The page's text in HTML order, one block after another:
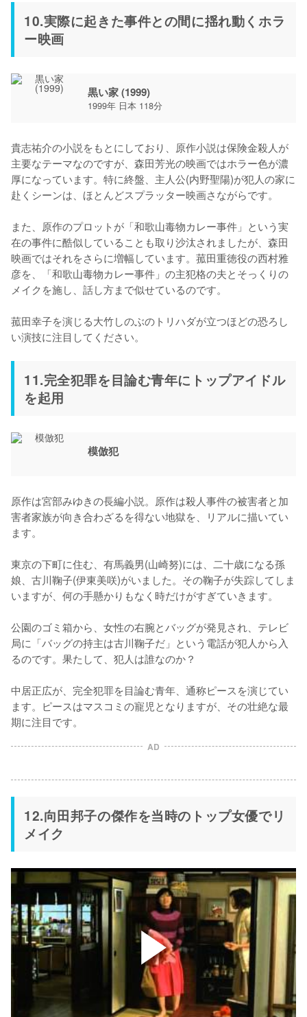
10.実際に起きた事件との間に揺れ動くホラ
ー映画
黒い家 (1999)
1999年 日本 118分
貴志祐介の小説をもとにしており、原作小説は保険金殺人が
主要なテーマなのですが、森田芳光の映画ではホラー色が濃
厚になっています。特に終盤、主人公(内野聖陽)が犯人の家に
赴くシーンは、ほとんどスプラッター映画さながらです。
また、原作のプロットが「和歌山毒物カレー事件」という実
在の事件に酷似していることも取り沙汰されましたが、森田
映画ではそれをさらに増幅しています。菰田重徳役の西村雅
彦を、「和歌山毒物カレー事件」の主犯格の夫とそっくりの
メイクを施し、話し方まで似せているのです。
菰田幸子を演じる大竹しのぶのトリハダが立つほどの恐ろし
い演技に注目してください。
11.完全犯罪を目論む青年にトップアイドル
を起用
模倣犯
原作は宮部みゆきの長編小説。原作は殺人事件の被害者と加
害者家族が向き合わざるを得ない地獄を、リアルに描いてい
ます。
東京の下町に住む、有馬義男(山崎努)には、二十歳になる孫
娘、古川鞠子(伊東美咲)がいました。その鞠子が失踪してしま
いますが、何の手懸かりもなく時だけがすぎていきます。
公園のゴミ箱から、女性の右腕とバッグが発見され、テレビ
局に「バッグの持主は古川鞠子だ」という電話が犯人から入
るのです。果たして、犯人は誰なのか？
中居正広が、完全犯罪を目論む青年、通称ピースを演じてい
ます。ピースはマスコミの寵児となりますが、その壮絶な最
期に注目です。
AD
12.向田邦子の傑作を当時のトップ女優でリ
メイク